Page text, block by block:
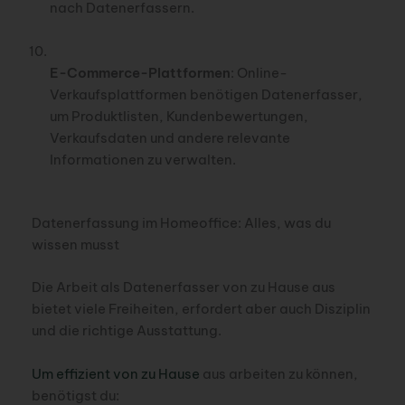
nach Datenerfassern.
E-Commerce-Plattformen : Online-
Verkaufsplattformen benötigen Datenerfasser,
um Produktlisten, Kundenbewertungen,
Verkaufsdaten und andere relevante
Informationen zu verwalten.
Datenerfassung im Homeoffice: Alles, was du
wissen musst
Die Arbeit als Datenerfasser von zu Hause aus
bietet viele Freiheiten, erfordert aber auch Disziplin
und die richtige Ausstattung.
Um effizient von zu Hause aus arbeiten zu können,
benötigst du: